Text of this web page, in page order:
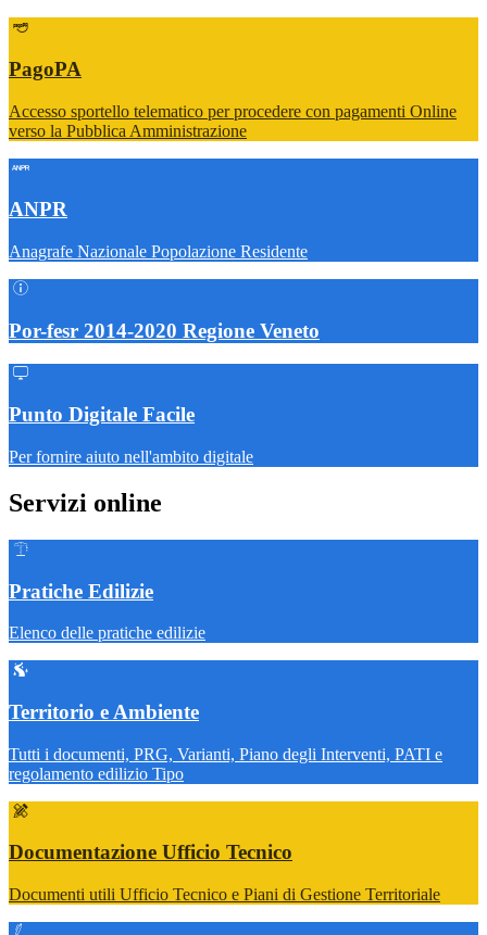
PagoPA
Accesso sportello telematico per procedere con pagamenti Online
verso la Pubblica Amministrazione
ANPR
Anagrafe Nazionale Popolazione Residente
Por-fesr 2014-2020 Regione Veneto
Punto Digitale Facile
Per fornire aiuto nell'ambito digitale
Servizi online
Pratiche Edilizie
Elenco delle pratiche edilizie
Territorio e Ambiente
Tutti i documenti, PRG, Varianti, Piano degli Interventi, PATI e
regolamento edilizio Tipo
Documentazione Ufficio Tecnico
Documenti utili Ufficio Tecnico e Piani di Gestione Territoriale